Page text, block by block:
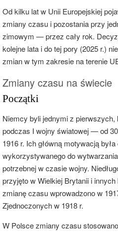
Od kilku lat w Unii Europejskiej
zmiany czasu i pozostania przy
zimowym — przez cały rok.
kolejne lata i do tej pory (2025 r.)
zmian w tym zakresie na terenie
Zmiany czasu na świecie
Początki
Niemcy byli jednymi z
podczas I wojny światowej — od
1916 r. Ich główną motywacją
wykorzystywanego do
potrzebnej w czasie wojny.
przyjęto w Wielkiej Brytanii i
zmianę czasu wprowadzono w
Zjednoczonych w 1918 r.
W Polsce zmiany czasu